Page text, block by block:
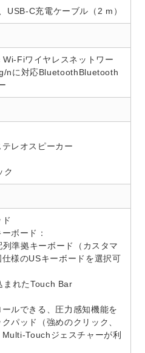
USB-C充電ケーブル（2 m）
Fiワイヤレスネットワー
nに対応BluetoothBluetooth
レオスピーカー
ク
ボード：
準拠キーボード（カスタマ
様のUSキーボードを選択可
まれたTouch Bar
ルできる、圧力感知機能を
パッド（強めのクリック、
Touchジェスチャーが利